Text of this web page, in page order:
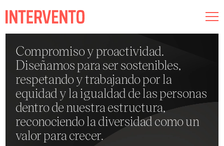
Museografía
Iluminación
Audiovisual
Conócenos
Compromiso y proactividad.
Diseñamos para ser sostenibles,
respetando y trabajando por la
equidad y la igualdad de las personas
dentro de nuestra estructura,
reconociendo la diversidad como un
valor para crecer.